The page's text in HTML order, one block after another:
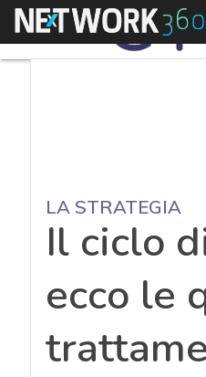
Menu
LA STRATEGIA
Il ciclo
ecco le